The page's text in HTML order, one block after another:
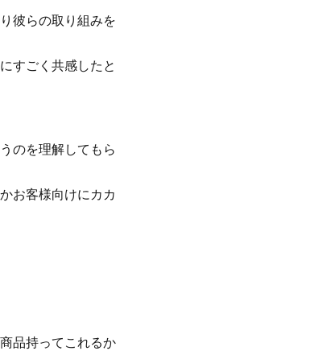
彼らの取り組みを
すごく共感したと
のを理解してもら
お客様向けにカカ
品持ってこれるか